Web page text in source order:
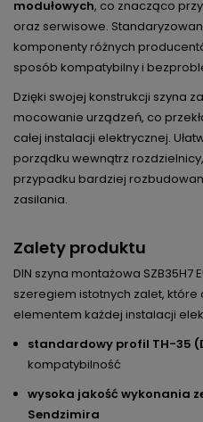
modułowych, co znacząco
oraz serwisowe.
komponenty różnych
sposób kompatybilny i
Dzięki swojej konstrukcji szyna
mocowanie urządzeń, co
całej instalacji elektrycznej.
porządku wewnątrz
przypadku bardziej
zasilania.
Zalety produktu
DIN szyna montażowa SZB35H7
szeregiem istotnych zalet,
elementem każdej instalacji
standardowy profil TH-35
kompatybilność
wysoka jakość wykonania
Sendzimira